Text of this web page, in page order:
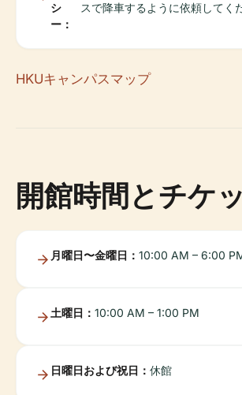
シ
ー：
スで降車するように依頼してく
HKUキャンパスマップ
開館時間とチケ
月曜日〜金曜日： 10:00 AM – 6:00
土曜日： 10:00 AM – 1:00 PM
日曜日および祝日： 休館